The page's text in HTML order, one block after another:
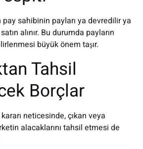
pay sahibinin payları ya devredilir ya
alınır. Bu durumda payların
büyük önem taşır.
Tahsil
Borçlar
neticesinde, çıkan veya
alacaklarını tahsil etmesi de